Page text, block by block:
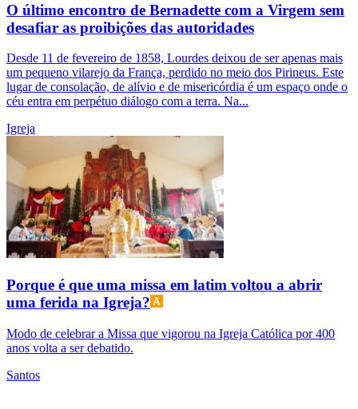
O último encontro de Bernadette com a Virgem sem
desafiar as proibições das autoridades
Desde 11 de fevereiro de 1858, Lourdes deixou de ser apenas mais
um pequeno vilarejo da França, perdido no meio dos Pirineus. Este
lugar de consolação, de alívio e de misericórdia é um espaço onde o
céu entra em perpétuo diálogo com a terra. Na...
Igreja
Porque é que uma missa em latim voltou a abrir
uma ferida na Igreja?
Modo de celebrar a Missa que vigorou na Igreja Católica por 400
anos volta a ser debatido.
Santos